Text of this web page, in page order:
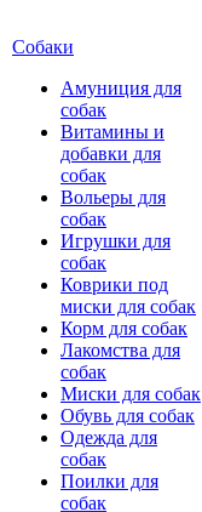
Собаки
Амуниция для
собак
Витамины и
добавки для
собак
Вольеры для
собак
Игрушки для
собак
Коврики под
миски для собак
Корм для собак
Лакомства для
собак
Миски для собак
Обувь для собак
Одежда для
собак
Поилки для
собак